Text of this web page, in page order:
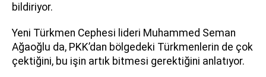
bildiriyor.
Yeni Türkmen Cephesi lideri Muhammed Seman
Ağaoğlu da, PKK’dan bölgedeki Türkmenlerin de çok
çektiğini, bu işin artık bitmesi gerektiğini anlatıyor.